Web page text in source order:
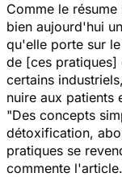
Comme le
bien aujourd'hui
qu'elle porte sur
de [ces pratiques]
certains
nuire aux patients
"Des concepts
détoxification,
pratiques se
commente l'article.